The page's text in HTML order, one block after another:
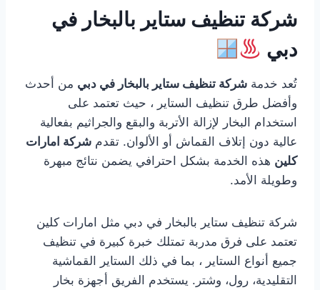
شركة تنظيف ستاير بالبخار في
دبي
تُعد خدمة شركة تنظيف ستاير بالبخار في دبي من أحدث
وأفضل طرق تنظيف الستاير ، حيث تعتمد على
استخدام البخار لإزالة الأتربة والبقع والجراثيم بفعالية
عالية دون إتلاف القماش أو الألوان. تقدم شركة امارات
كلين هذه الخدمة بشكل احترافي يضمن نتائج مبهرة
وطويلة الأمد.
شركة تنظيف ستاير بالبخار في دبي مثل امارات كلين
تعتمد على فرق مدربة تمتلك خبرة كبيرة في تنظيف
جميع أنواع الستاير ، بما في ذلك الستاير القماشية
التقليدية، رول، وشتر. يستخدم الفريق أجهزة بخار